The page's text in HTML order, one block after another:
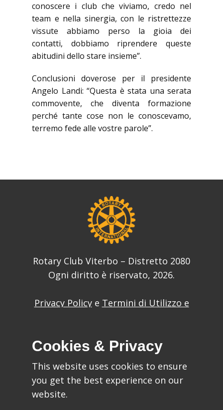
conoscere i club che viviamo, credo nel
team e nella sinergia, con le ristrettezze
vissute abbiamo perso la gioia dei
contatti, dobbiamo riprendere queste
abitudini dello stare insieme”.
Conclusioni doverose per il presidente
Angelo Landi: “Questa è stata una serata
commovente, che diventa formazione
perché tante cose non le conoscevamo,
terremo fede alle vostre parole”.
Rotary Club Viterbo – Distretto 2080
Ogni diritto è riservato, 2026.
Privacy Policye Termini di Utilizzo e
Cookies & Privacy
This website uses cookies to ensure
you get the best experience on our
website.